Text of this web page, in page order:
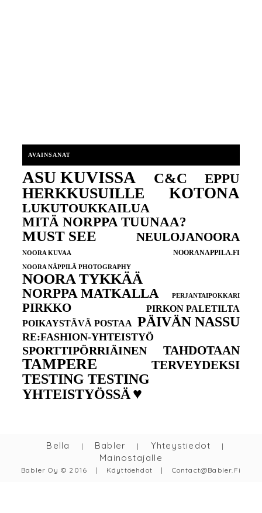
AVAINSANAT
ASU KUVISSA C&C EPPU
HERKKUSUILLE KOTONA
LUKUTOUKKAILUA
MITÄ NORPPA TUUNAA?
MUST SEE NEULOJANOORA
NOORA KUVAA NOORANAPPILA.FI
NOORA NÄPPILÄ PHOTOGRAPHY
NOORA TYKKÄÄ
NORPPA MATKALLA PERJANTAIPOKKARI
PIRKKO
PIRKON PALETILTA
POIKAYSTÄVÄ POSTAA PÄIVÄN NASSU
RE:FASHION-YHTEISTYÖ
SPORTTIPÖRRIÄINEN TAHDOTAAN
TAMPERE TERVEYDEKSI
TESTING TESTING
YHTEISTYÖSSÄ♥
Bella | Babler | Yhteystiedot |
Mainostajalle
Babler Oy © 2016 | Käyttöehdot | Contact@babler.fi